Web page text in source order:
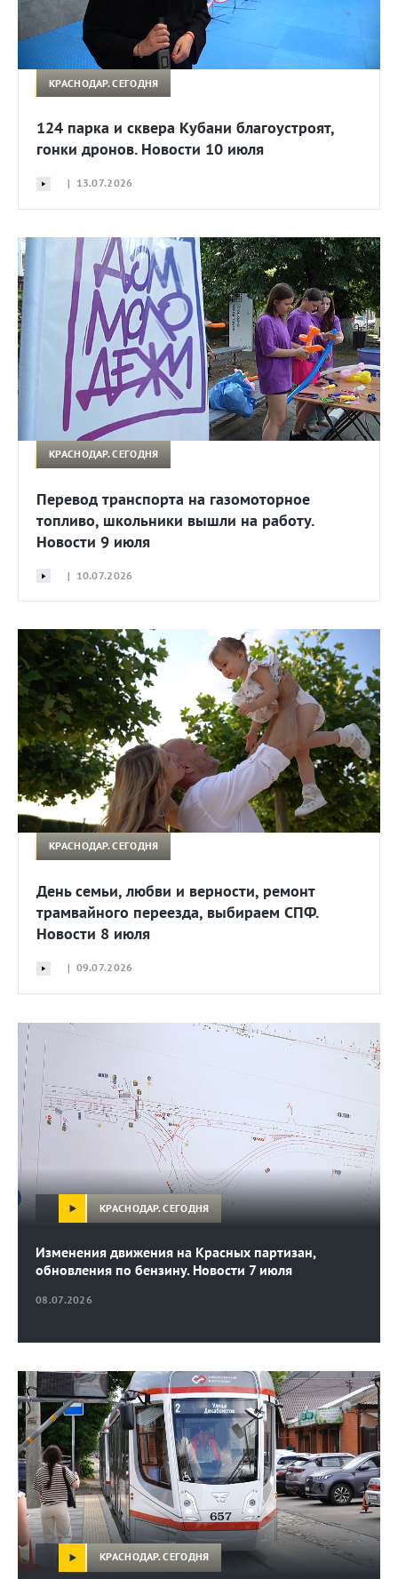
КРАСНОДАР. СЕГОДНЯ
124 парка и сквера Кубани благоустроят,
гонки дронов. Новости 10 июля
| 13.07.2026
КРАСНОДАР. СЕГОДНЯ
Перевод транспорта на газомоторное
топливо, школьники вышли на работу.
Новости 9 июля
| 10.07.2026
КРАСНОДАР. СЕГОДНЯ
День семьи, любви и верности, ремонт
трамвайного переезда, выбираем СПФ.
Новости 8 июля
| 09.07.2026
08.07.2026
Изменения движения на Красных партизан,
обновления по бензину. Новости 7 июля
КРАСНОДАР. СЕГОДНЯ
КРАСНОДАР. СЕГОДНЯ